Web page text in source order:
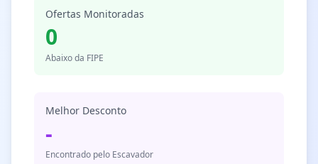
Ofertas Monitoradas
0
Abaixo da FIPE
Melhor Desconto
-
Encontrado pelo Escavador